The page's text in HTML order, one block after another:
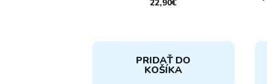
22,90€
PRIDAŤ DO
KOŠÍKA